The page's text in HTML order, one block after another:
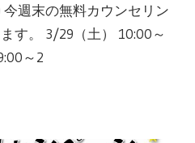
今週末の無料カウンセリン
す。 3/29（土） 10:00～
～2